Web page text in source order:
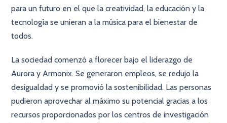
para un futuro en el que la creatividad, la educación y la
tecnología se unieran a la música para el bienestar de
todos.
La sociedad comenzó a florecer bajo el liderazgo de
Aurora y Armonix. Se generaron empleos, se redujo la
desigualdad y se promovió la sostenibilidad. Las personas
pudieron aprovechar al máximo su potencial gracias a los
recursos proporcionados por los centros de investigación